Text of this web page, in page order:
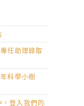
任助理錄取
科學小樹
登入我們的